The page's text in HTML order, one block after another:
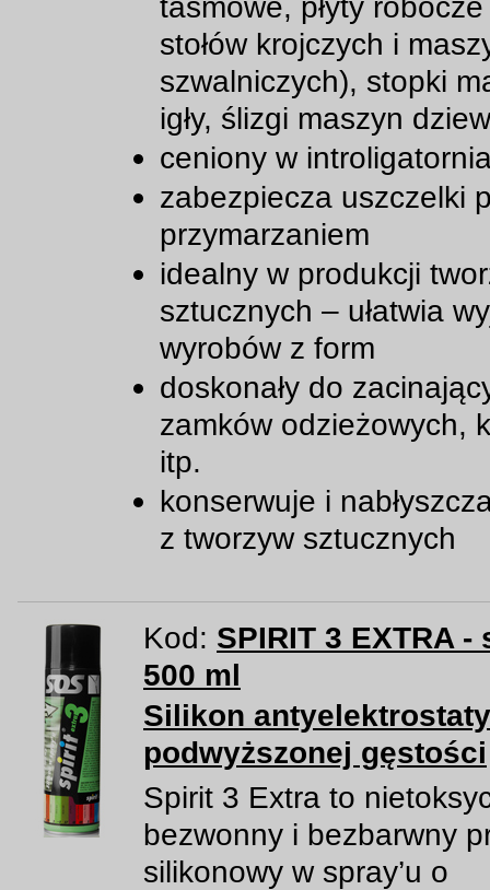
stołów krojczych i
szwalniczych), stopki
igły, ślizgi maszyn
ceniony w
zabezpiecza uszczelki
przymarzaniem
idealny w produkcji
sztucznych – ułatwia
wyrobów z form
doskonały do
zamków odzieżowych,
itp.
konserwuje i
z tworzyw sztucznych
Kod: SPIRIT 3 EXTRA -
500 ml
Silikon
podwyższonej gęstości
Spirit 3 Extra to
bezwonny i bezbarwny
silikonowy w spray’u o